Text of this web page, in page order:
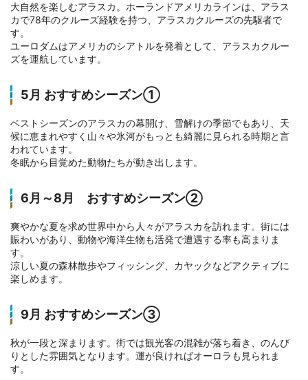
大自然を楽しむアラスカ。ホーランドアメリカラインは、アラス
カで78年のクルーズ経験を持つ、アラスカクルーズの先駆者で
す。
ユーロダムはアメリカのシアトルを発着として、アラスカクルー
ズを運航しています。
5月 おすすめシーズン①
ベストシーズンのアラスカの幕開け、雪解けの季節でもあり、天
候に恵まれやすく山々や氷河がもっとも綺麗に見られる時期と言
われています。
冬眠から目覚めた動物たちが動き出します。
6月～8月 おすすめシーズン②
爽やかな夏を求め世界中から人々がアラスカを訪れます。街には
賑わいがあり、動物や海洋生物も活発で遭遇する率も高まりま
す。
涼しい夏の森林散歩やフィッシング、カヤックなどアクティブに
楽しめます。
9月 おすすめシーズン③
秋が一段と深まります。街では観光客の混雑が落ち着き、のんび
りとした雰囲気となります。運が良ければオーロラも見られま
す。